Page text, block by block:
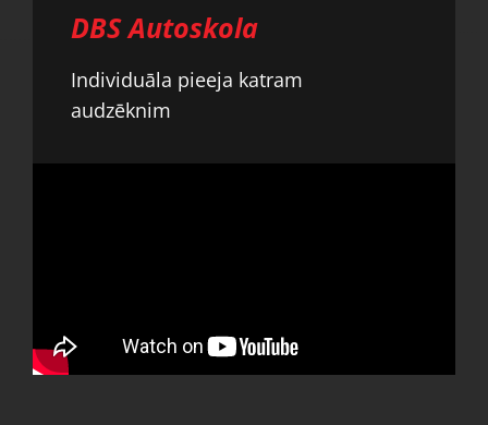
DBS Autoskola
Individuāla pieeja katram
audzēknim